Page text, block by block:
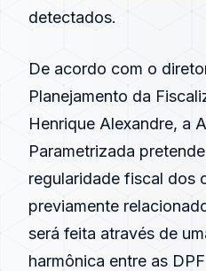
detectados.
De acordo com o
Planejamento da
Henrique Alexandre, a
Parametrizada
regularidade fiscal dos
previamente
será feita através de
harmônica entre as